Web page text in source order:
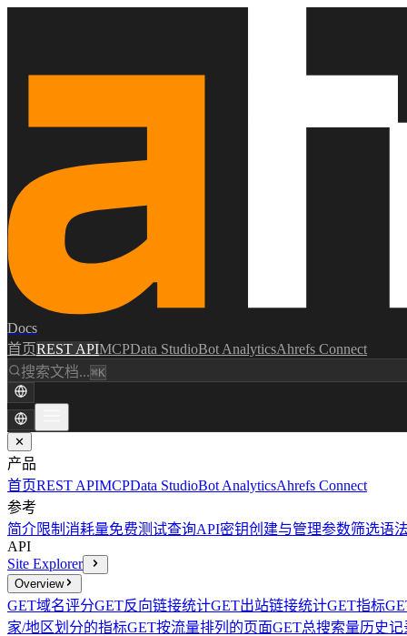
Docs
首页REST APIMCPData StudioBot AnalyticsAhrefs Connect
搜索文档...⌘K
✕
产品
首页REST APIMCPData StudioBot AnalyticsAhrefs Connect
参考
简介限制消耗量免费测试查询API密钥创建与管理参数筛选语
API
Site Explorer
Overview
GET域名评分GET反向链接统计GET出站链接统计GET指标
家/地区划分的指标GET按流量排列的页面GET总搜索量历史记